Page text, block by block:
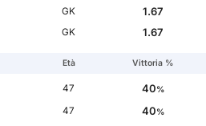
GK
1.67
GK 1.67
Età Vittoria %
47 40%
47 40%